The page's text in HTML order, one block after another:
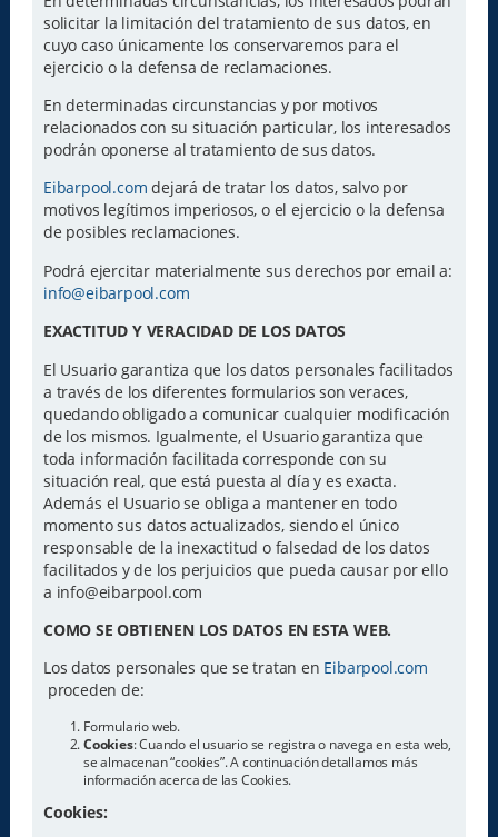
solicitar la limitación del tratamiento de sus datos, en
cuyo caso únicamente los conservaremos para el
ejercicio o la defensa de reclamaciones.
En determinadas circunstancias y por motivos
relacionados con su situación particular, los interesados
podrán oponerse al tratamiento de sus datos.
Eibarpool.com dejará de tratar los datos, salvo por
motivos legítimos imperiosos, o el ejercicio o la defensa
de posibles reclamaciones.
Podrá ejercitar materialmente sus derechos por email a:
info@eibarpool.com
EXACTITUD Y VERACIDAD DE LOS DATOS
El Usuario garantiza que los datos personales facilitados
a través de los diferentes formularios son veraces,
quedando obligado a comunicar cualquier modificación
de los mismos. Igualmente, el Usuario garantiza que
toda información facilitada corresponde con su
situación real, que está puesta al día y es exacta.
Además el Usuario se obliga a mantener en todo
momento sus datos actualizados, siendo el único
responsable de la inexactitud o falsedad de los datos
facilitados y de los perjuicios que pueda causar por ello
a info@eibarpool.com
COMO SE OBTIENEN LOS DATOS EN ESTA WEB.
Los datos personales que se tratan en Eibarpool.com
proceden de:
Formulario web.
Cookies: Cuando el usuario se registra o navega en esta web,
se almacenan “cookies”. A continuación detallamos más
información acerca de las Cookies.
Cookies: